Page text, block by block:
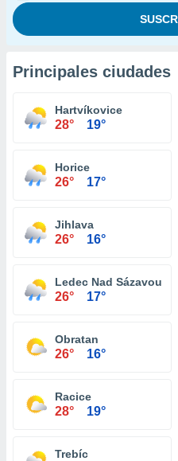
Principales ciudades
Hartvíkovice
28° 19°
Horice
26° 17°
Jihlava
26° 16°
Ledec Nad Sázavou
26° 17°
Obratan
26° 16°
Racice
28° 19°
Trebíc